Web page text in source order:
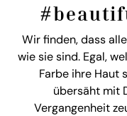
Wir finden, dass
wie sie sind. Egal,
Farbe ihre Haut
übersäht mit
Vergangenheit